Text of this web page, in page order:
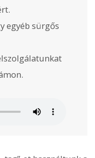
egyéb sürgős